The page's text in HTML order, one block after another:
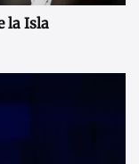
la Isla